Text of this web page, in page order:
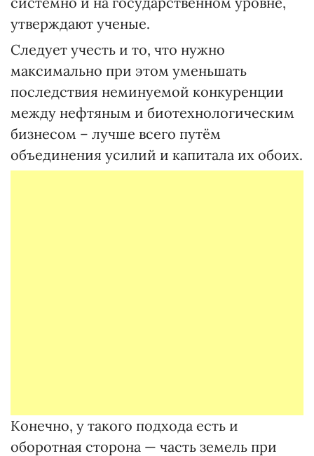
утверждают ученые.
Следует учесть и то, что нужно
максимально при этом уменьшать
последствия неминуемой конкуренции
между нефтяным и биотехнологическим
бизнесом – лучше всего путём
объединения усилий и капитала их обоих.
Конечно, у такого подхода есть и
оборотная сторона — часть земель при